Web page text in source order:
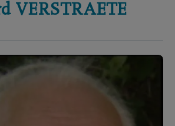
VERSTRAETE